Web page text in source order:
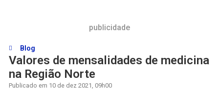
publicidade
Blog
Valores de mensalidades de medicina
na Região Norte
Publicado em 10 de dez 2021 09h00